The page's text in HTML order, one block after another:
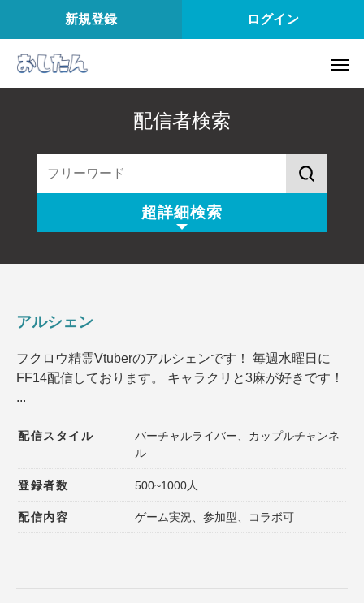
新規登録 ログイン
配信者検索
超詳細検索
配信内容
登録者数 同接数
ファッション
アルシェン
フクロウ精霊Vtuberのアルシェンです！ 毎週水曜日に
FF14配信しております。 キャラクリと3麻が好きです！
...
配信スタイル
バーチャルライバー、カップルチャンネ
ル
登録者数 500~1000人
配信内容 ゲーム実況、参加型、コラボ可